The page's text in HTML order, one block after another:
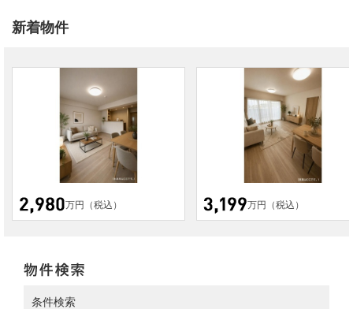
新着物件
万円（税込） 万円（税込）
条件検索